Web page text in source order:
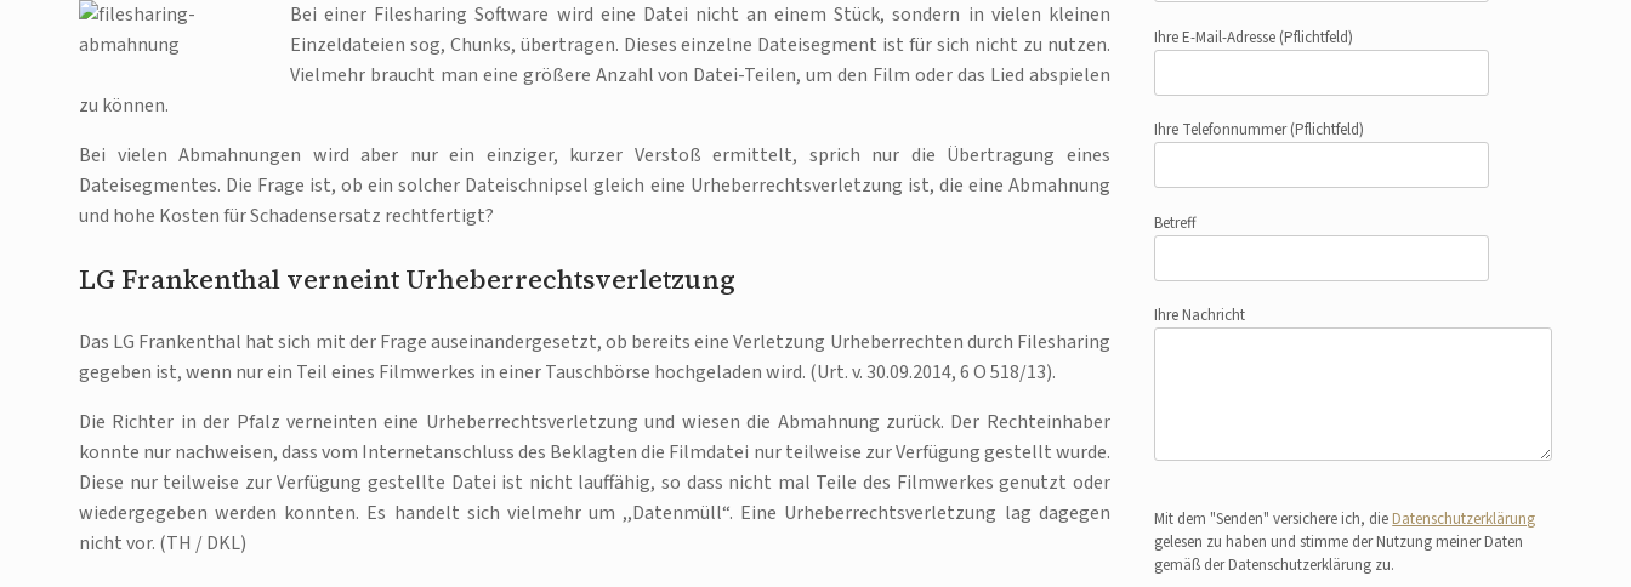
Bei einer Filesharing Software wird eine Datei nicht an einem Stück, sondern in vielen kleinen
Einzeldateien sog, Chunks, übertragen. Dieses einzelne Dateisegment ist für sich nicht zu nutzen.
Vielmehr braucht man eine größere Anzahl von Datei-Teilen, um den Film oder das Lied abspielen
zu können.
Bei vielen Abmahnungen wird aber nur ein einziger, kurzer Verstoß ermittelt, sprich nur die Übertragung eines
Dateisegmentes. Die Frage ist, ob ein solcher Dateischnipsel gleich eine Urheberrechtsverletzung ist, die eine Abmahnung
und hohe Kosten für Schadensersatz rechtfertigt?
LG Frankenthal verneint Urheberrechtsverletzung
Das LG Frankenthal hat sich mit der Frage auseinandergesetzt, ob bereits eine Verletzung Urheberrechten durch Filesharing
gegeben ist, wenn nur ein Teil eines Filmwerkes in einer Tauschbörse hochgeladen wird. (Urt. v. 30.09.2014, 6 O 518/13).
Die Richter in der Pfalz verneinten eine Urheberrechtsverletzung und wiesen die Abmahnung zurück. Der Rechteinhaber
konnte nur nachweisen, dass vom Internetanschluss des Beklagten die Filmdatei nur teilweise zur Verfügung gestellt wurde.
Diese nur teilweise zur Verfügung gestellte Datei ist nicht lauffähig, so dass nicht mal Teile des Filmwerkes genutzt oder
wiedergegeben werden konnten. Es handelt sich vielmehr um ,,Datenmüll“. Eine Urheberrechtsverletzung lag dagegen
nicht vor. (TH / DKL)
Ihre E-Mail-Adresse (Pflichtfeld)
Ihre Telefonnummer(Pflichtfeld)
Betreff
Ihre Nachricht
Mit dem "Senden" versichere ich, die Datenschutzerklärung
gelesen zu haben und stimme der Nutzung meiner Daten
gemäß der Datenschutzerklärung zu.